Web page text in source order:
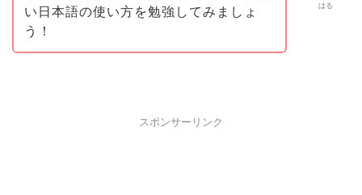
はる
い日本語の使い方を勉強してみましょ
う！
スポンサーリンク